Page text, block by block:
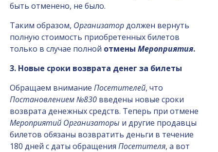
быть отменено, не было.
Таким образом, Организатордолжен вернуть
полную стоимость приобретенных билетов
только в случае полной отмены Мероприятия.
3. Новые сроки возврата денег за билеты
Обращаем внимание Посетителей, что
Постановлением №830 введены новые сроки
возврата денежных средств. Теперь при отмене
Мероприятий Организаторы и другие продавцы
билетов обязаны возвратить деньги в течение
180 дней с даты обращения Посетителя, а вот